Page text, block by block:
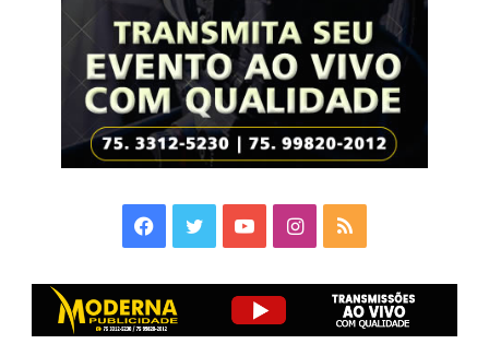
Facebook
TwitterYouTubeInstagram
RSS